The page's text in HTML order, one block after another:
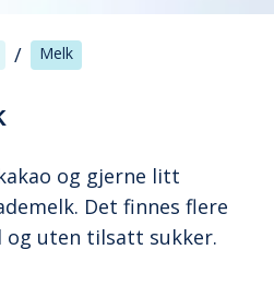
/ Melk
og gjerne litt
Det finnes flere
og uten tilsatt sukker.